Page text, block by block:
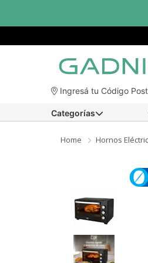
Ingresá tu Código
Categorías
Home Hornos